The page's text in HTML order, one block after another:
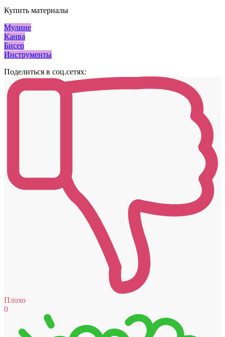
Купить материалы
Мулине
Канва
Бисер
Инструменты
Поделиться в соц.сетях:
Плохо
0